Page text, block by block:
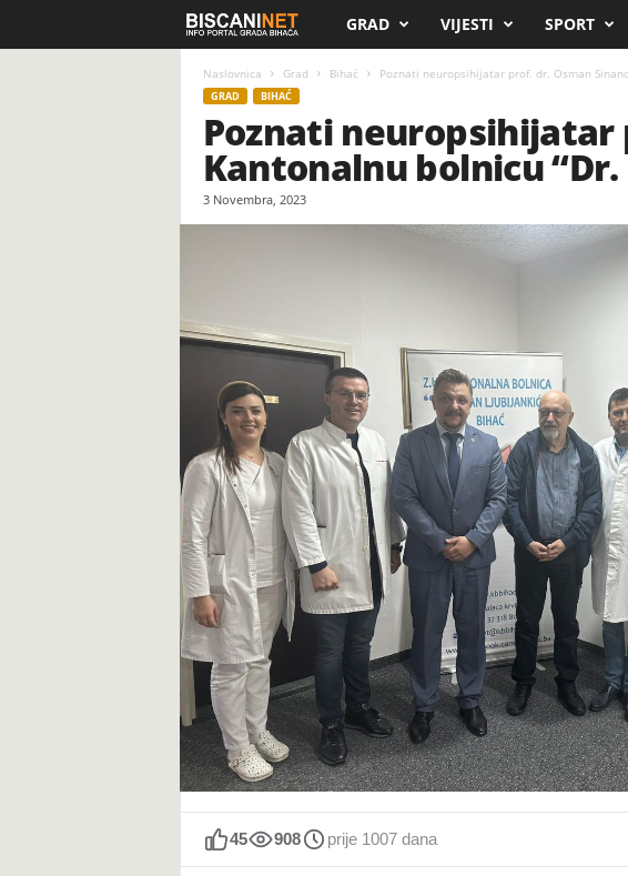
i
s
c
.
n
e
GRAD VIJESTI SPORT
Naslovnica Grad Bihać Poznati neuropsihijatar prof. dr. Osman
GRAD BIHAĆ
Poznati neuropsihijatar
Kantonalnu bolnicu
3 Novembra, 2023
45 908 prije 1007 dana